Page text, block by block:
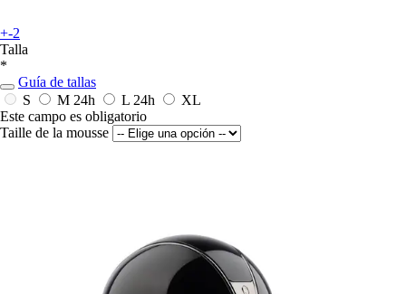
+-2
Talla
*
Guía de tallas
S
M 24h L 24h
XL
Este campo es obligatorio
Taille de la mousse